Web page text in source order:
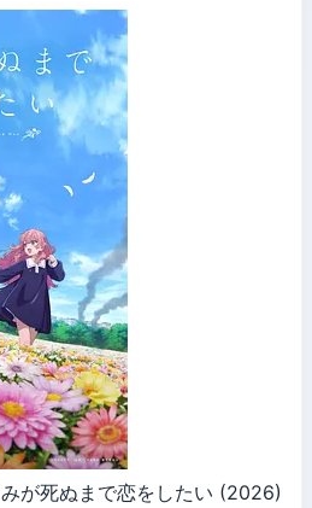
が死ぬまで恋をしたい (2026)